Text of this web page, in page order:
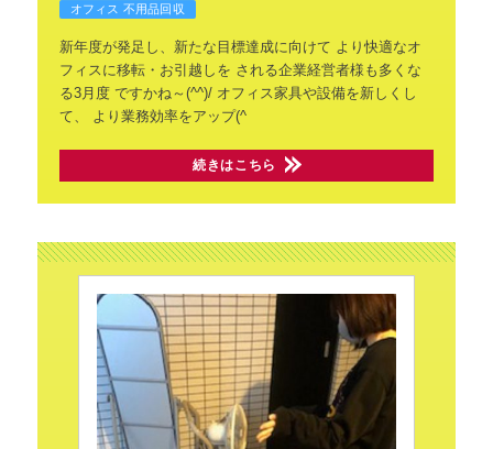
オフィス 不用品回収
新年度が発足し、新たな目標達成に向けて より快適なオ
フィスに移転・お引越しを される企業経営者様も多くな
る3月度ですかね～(^^)/ オフィス家具や設備を新しくし
て、
より業務効率をアップ(^
続きはこちら